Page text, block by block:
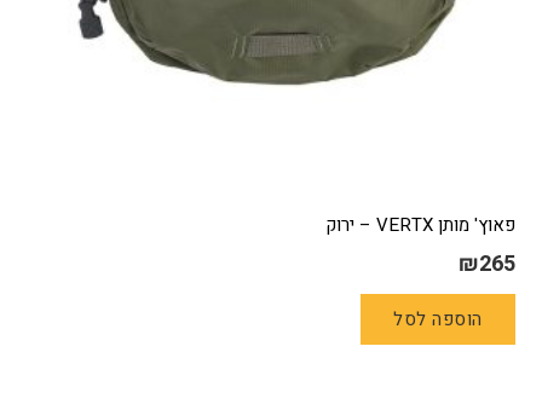
פאוץ' מותן VERTX – ירוק
₪265
הוספה לסל